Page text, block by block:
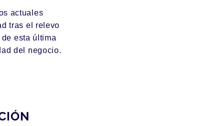
actuales
tras el relevo
esta última
del negocio.